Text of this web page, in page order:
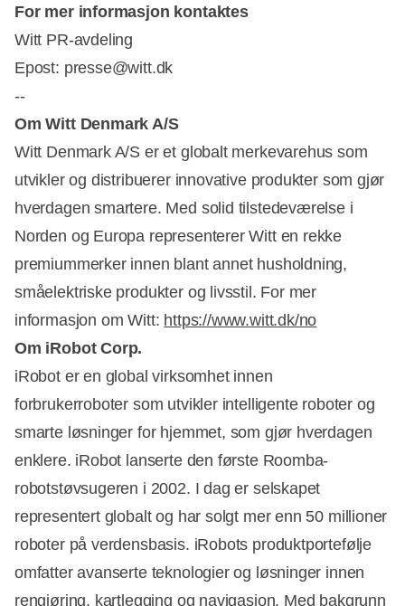
For mer informasjon kontaktes
Witt PR-avdeling
Epost: presse@witt.dk
--
Om Witt Denmark A/S
Witt Denmark A/S er et globalt merkevarehus som
utvikler og distribuerer innovative produkter som gjør
hverdagen smartere. Med solid tilstedeværelse i
Norden og Europa representerer Witt en rekke
premiummerker innen blant annet husholdning,
småelektriske produkter og livsstil. For mer
informasjon om Witt: https://www.witt.dk/no
Om iRobot Corp.
iRobot er en global virksomhet innen
forbrukerroboter som utvikler intelligente roboter og
smarte løsninger for hjemmet, som gjør hverdagen
enklere. iRobot lanserte den første Roomba-
robotstøvsugeren i 2002. I dag er selskapet
representert globalt og har solgt mer enn 50 millioner
roboter på verdensbasis. iRobots produktportefølje
omfatter avanserte teknologier og løsninger innen
rengjøring, kartlegging og navigasjon. Med bakgrunn